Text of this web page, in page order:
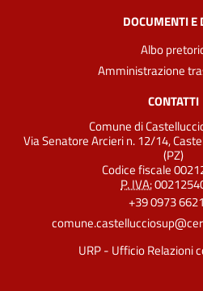
DOCUMENTI E
Albo
Amministrazione
CONTATTI
Comune di
Via Senatore Arcieri n. 12/14,
(PZ)
Codice fiscale
P. IVA:
+39 0973
URP - Ufficio Relazioni